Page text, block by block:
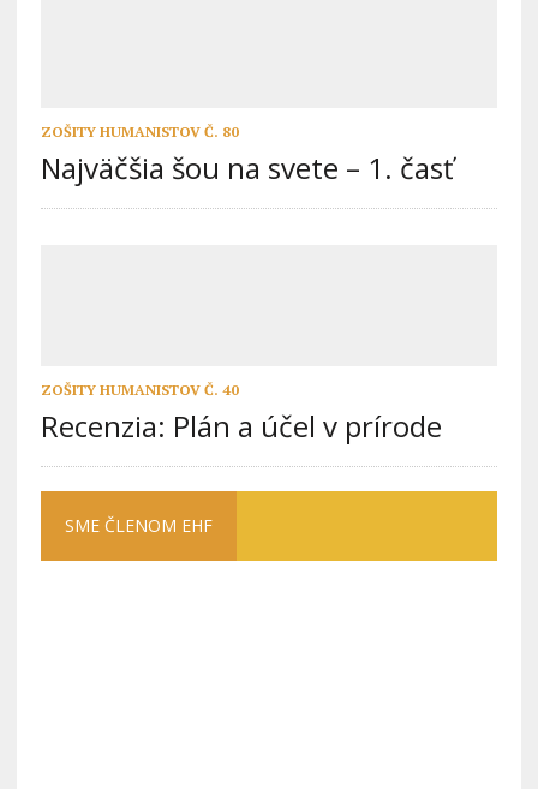
ZOŠITY HUMANISTOV Č. 80
Najväčšia šou na svete – 1. časť
ZOŠITY HUMANISTOV Č. 40
Recenzia: Plán a účel v prírode
SME ČLENOM EHF